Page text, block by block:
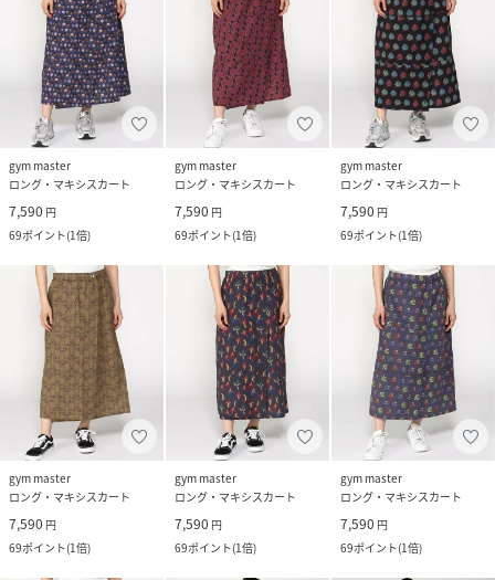
gym master
ロング・マキシスカート
7,590 円
69ポイント(1倍)
gym master
ロング・マキシスカート
7,590 円
69ポイント(1倍)
gym master
ロング・マキシスカート
7,590 円
69ポイント(1倍)
gym master
ロング・マキシスカート
7,590 円
69ポイント(1倍)
gym master
ロング・マキシスカート
7,590 円
69ポイント(1倍)
gym master
ロング・マキシスカート
7,590 円
69ポイント(1倍)